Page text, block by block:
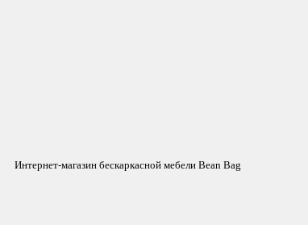
Интернет-магазин бескаркасной мебели Bean Bag